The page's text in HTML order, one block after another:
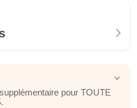
pour TOUTE